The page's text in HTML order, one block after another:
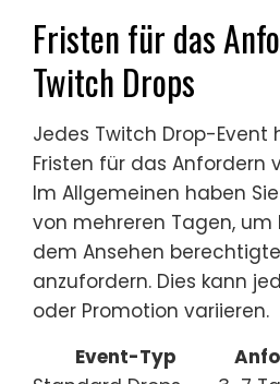
Fristen für das
Twitch Drops
Jedes Twitch Drop-Event
Fristen für das Anfordern
Im Allgemeinen haben
von mehreren Tagen, um
dem Ansehen
anzufordern. Dies kann
oder Promotion variieren.
Event-Typ